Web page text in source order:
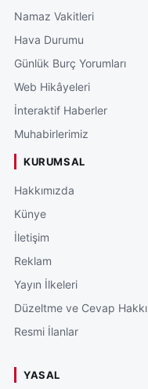
Namaz Vakitleri
Hava Durumu
Günlük Burç Yorumları
Web Hikâyeleri
İnteraktif Haberler
Muhabirlerimiz
KURUMSAL
Hakkımızda
Künye
İletişim
Reklam
Yayın İlkeleri
Düzeltme ve Cevap Hakkı
Resmi İlanlar
YASAL